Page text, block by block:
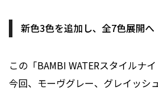
新色3色を追加し、全7色展開へ
この「BAMBI WATERスタイルナ
今回、モーヴグレー、グレイッシ